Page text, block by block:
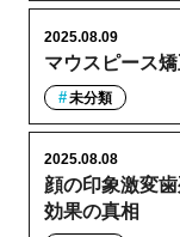
マウスピース
2025.08.09
未分類
顔の印象激変
効果の真相
2025.08.08